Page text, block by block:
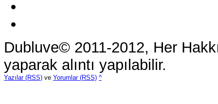
Dubluve© 2011-2012, Her
yaparak alıntı yapılabilir.
Yazılar (RSS) ve Yorumlar (RSS) ^